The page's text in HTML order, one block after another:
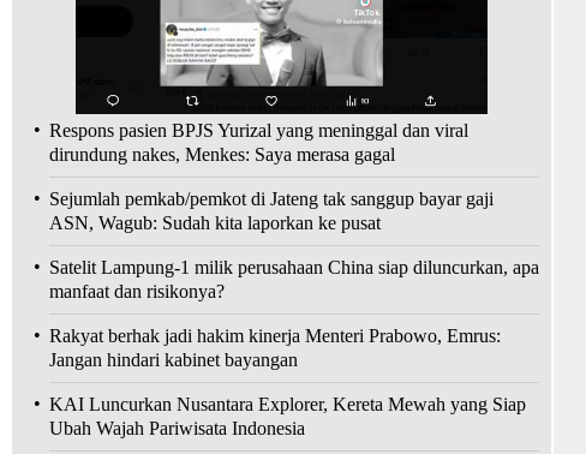
• Respons pasien BPJS Yurizal yang meninggal dan viral
dirundung nakes, Menkes: Saya merasa gagal
• Sejumlah pemkab/pemkot di Jateng tak sanggup bayar gaji
ASN, Wagub: Sudah kita laporkan ke pusat
• Satelit Lampung-1 milik perusahaan China siap diluncurkan, apa
manfaat dan risikonya?
• Rakyat berhak jadi hakim kinerja Menteri Prabowo, Emrus:
Jangan hindari kabinet bayangan
• KAI Luncurkan Nusantara Explorer, Kereta Mewah yang Siap
Ubah Wajah Pariwisata Indonesia